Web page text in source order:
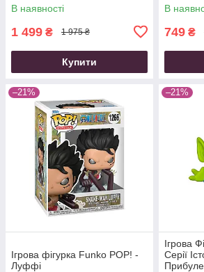
В наявності
1 499 ₴ 1 975 ₴
Купити
В
749 ₴
–21%
Ігрова фігурка Funko POP! -
Луффі
–21%
Ігрова
Серії